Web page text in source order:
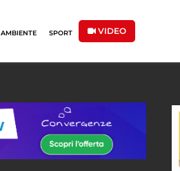
AMBIENTE SPORT VIDEO